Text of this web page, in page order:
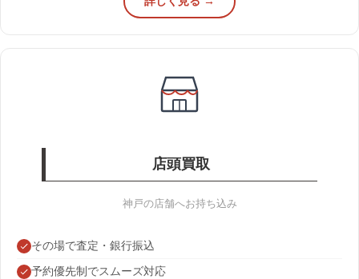
店頭買取
神戸の店舗へお持ち込み
その場で査定・銀行振込
予約優先制でスムーズ対応